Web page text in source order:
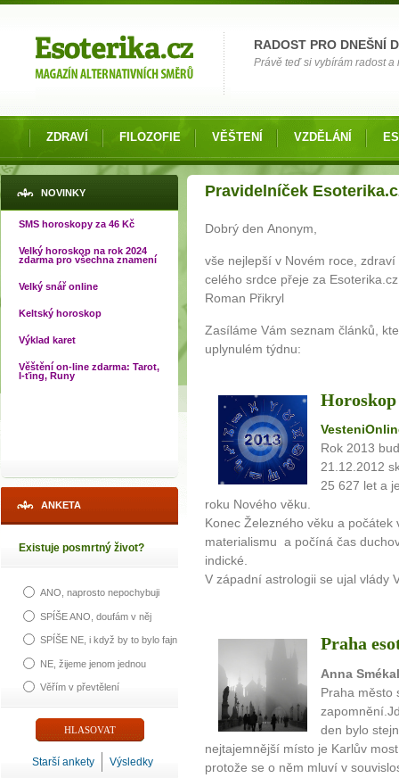
RADOST PRO DNEŠNÍ
Právě teď si vybírám radost a
ZDRAVÍ FILOZOFIE VĚŠTENÍ VZDĚLÁNÍ
NOVINKY
SMS horoskopy za 46 Kč
Velký horoskop na rok 2024
zdarma pro všechna znamení
Velký snář online
Keltský horoskop
Výklad karet
Věštění on-line zdarma: Tarot,
I-ťing, Runy
ANKETA
Existuje posmrtný život?
ANO, naprosto nepochybuji
SPÍŠE ANO, doufám v něj
SPÍŠE NE, i když by to bylo fajn
NE, žijeme jenom jednou
Věřím v převtělení
Starší ankety Výsledky
Jste zde
Pravidelníček
Dobrý den Anonym,
vše nejlepší v Novém roce,
celého srdce přeje za Esoterika.cz
Roman Přikryl
Zasíláme Vám seznam článků,
uplynulém týdnu:
Rok 2013
21.12.2012
25 627 let a
roku Nového věku.
Konec Železného věku a
materialismu a počíná čas
indické.
V západní astrologii se ujal vlády
Praha
Anna
Praha město
den bylo
nejtajemnější místo je Karlův
protože se o něm mluví v